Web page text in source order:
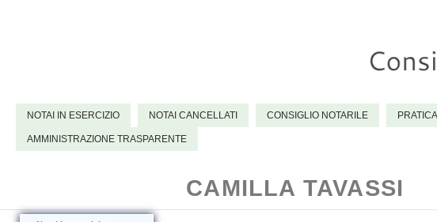
NOTAI IN ESERCIZIO NOTAI CANCELLATI CONSIGLIO NOTARILE
AMMINISTRAZIONE TRASPARENTE
CAMILLA TAVASSI